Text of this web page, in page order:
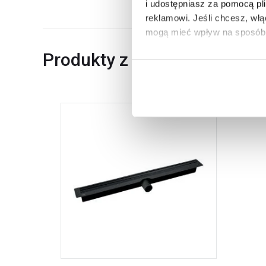
i udostępniasz za pomocą
reklamowi. Jeśli chcesz,
mogą mieć wpływ na
Aby uzyskać więcej
Produkty z serii